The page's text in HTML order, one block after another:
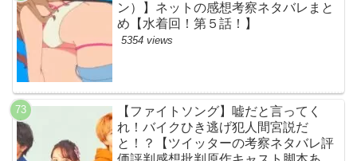
ン）】ネットの感想考察ネタバレまと
め【水着回！第５話！】
5354 views
【ファイトソング】嘘だと言ってく
れ！バイクひき逃げ犯人間宮説だ
と！？【ツイッターの考察ネタバレ評